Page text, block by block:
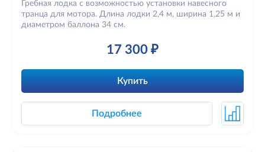
Гребная лодка с возможностью установки навесного
транца для мотора. Длина лодки 2,4 м, ширина 1,25 м и
диаметром баллона 34 см.
17 300 ₽
Купить
Подробнее